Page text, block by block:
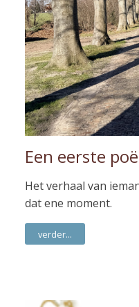
Een eerste
Het verhaal van
dat ene moment.
verder...